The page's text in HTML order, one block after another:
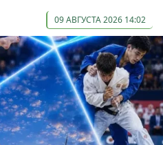
09 АВГУСТА 2026 14:02